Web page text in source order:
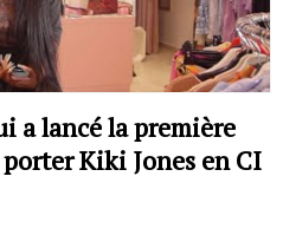
a lancé la première
Kiki Jones en CI